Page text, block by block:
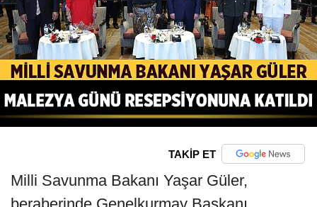
TAKİP ET
Milli Savunma Bakanı Yaşar Güler,